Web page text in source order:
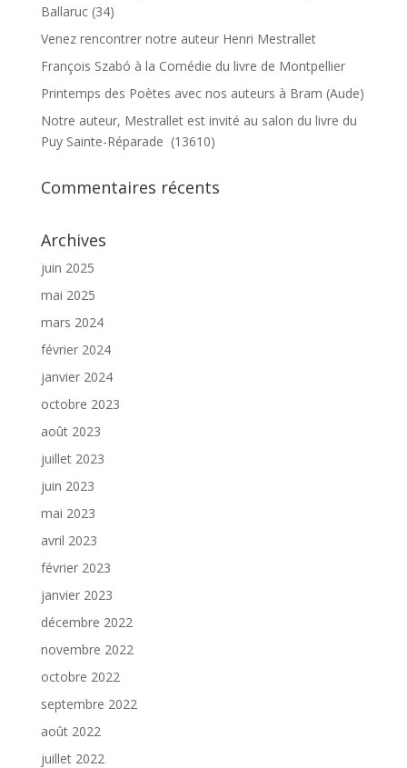
Ballaruc (34)
Venez rencontrer notre auteur Henri Mestrallet
François Szabó à la Comédie du livre de Montpellier
Printemps des Poètes avec nos auteurs à Bram (Aude)
Notre auteur, Mestrallet est invité au salon du livre du
Puy Sainte-Réparade (13610)
Commentaires récents
Archives
juin 2025
mai 2025
mars 2024
février 2024
janvier 2024
octobre 2023
août 2023
juillet 2023
juin 2023
mai 2023
avril 2023
février 2023
janvier 2023
décembre 2022
novembre 2022
octobre 2022
septembre 2022
août 2022
juillet 2022